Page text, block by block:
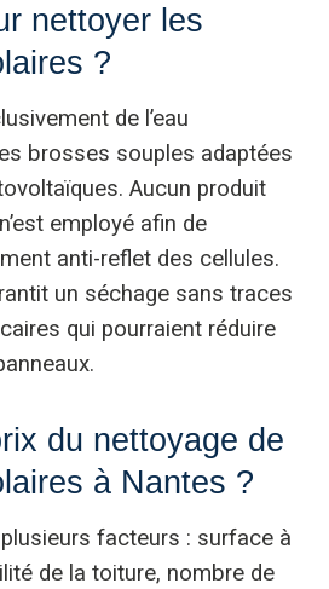
nettoyer les
?
de l’eau
brosses souples adaptées
Aucun produit
employé afin de
anti-reflet des cellules.
un séchage sans traces
qui pourraient réduire
du nettoyage de
à Nantes ?
facteurs : surface à
de la toiture, nombre de